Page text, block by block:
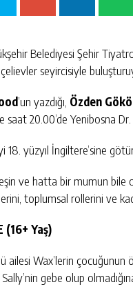
Belediyesi Şehir
seyircisiyle
’un yazdığı, Özden
20.00’de Yenibosna Dr.
18. yüzyıl İngiltere’sine
ve hatta bir mumun bile
toplumsal rollerini ve
(16+ Yaş)
ailesi Wax’lerin
gebe olup